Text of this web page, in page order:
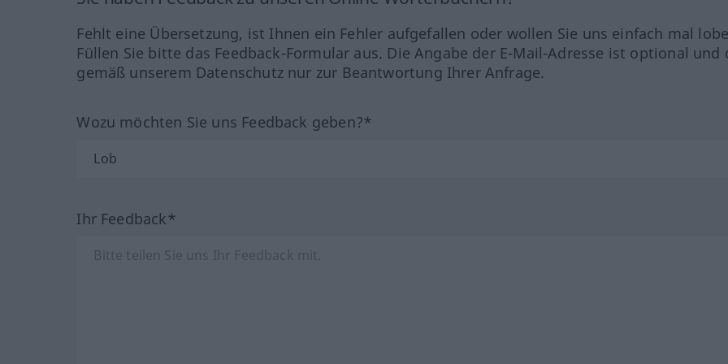
Fehlt eine Übersetzung, ist Ihnen ein Fehler aufgefallen oder wollen Sie uns einfach mal
Füllen Sie bitte das Feedback-Formular aus. Die Angabe der E-Mail-Adresse ist optional und
gemäß unserem Datenschutz nur zur Beantwortung Ihrer Anfrage.
Wozu möchten Sie uns Feedback geben?*
Ihr Feedback*